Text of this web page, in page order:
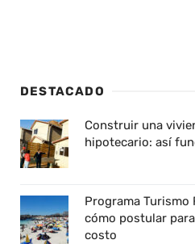
DESTACADO
Construir una
hipotecario: así
Programa
cómo postular
costo